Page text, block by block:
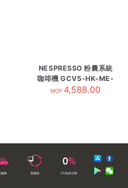
NESPRESSO 粉囊系統
咖啡機 GCV5-HK-ME-
NE黑
MOP 4,588.00
服務 落樓易 0%免息分期